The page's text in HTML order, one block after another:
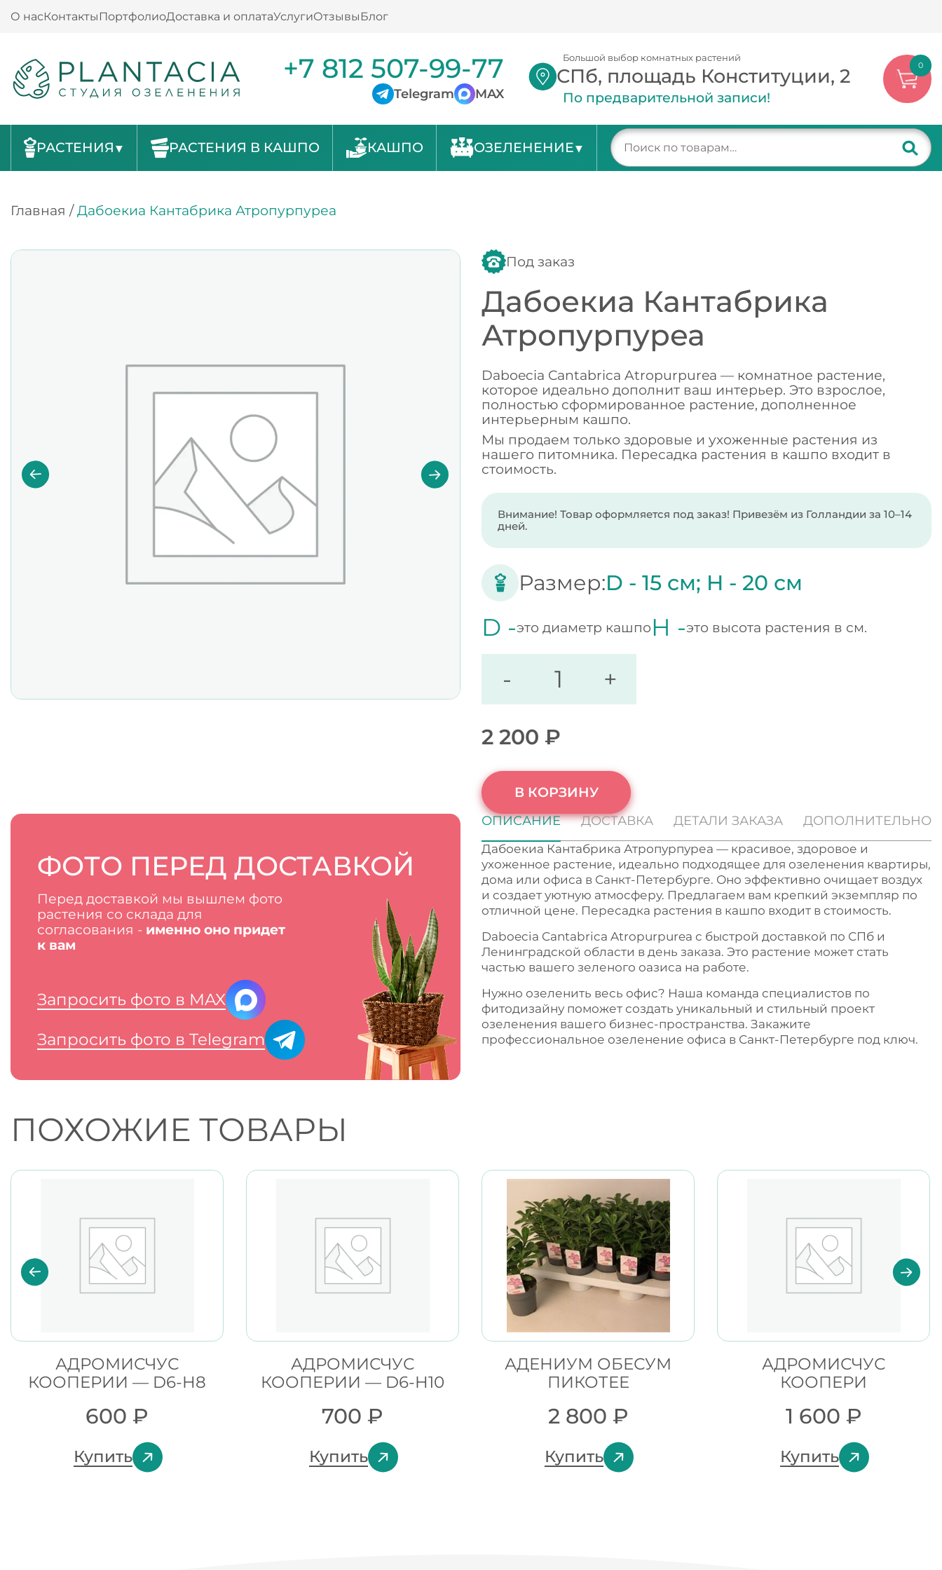
О насКонтакты ПортфолиоДоставка и оплатаУслугиОтзывы Блог
+7 812 507-99-77
Telegram MAX
Большой выбор комнатных растений
СПб, площадь Конституции, 2
По предварительной записи!
0
РАСТЕНИЯ РАСТЕНИЯ В КАШПО КАШПО ОЗЕЛЕНЕНИЕ
Главная /Дабоекиа Кантабрика Атропурпуреа
Под заказ
Дабоекиа Кантабрика
Атропурпуреа
Daboecia Cantabrica Atropurpurea — комнатное растение,
которое идеально дополнит ваш интерьер. Это взрослое,
полностью сформированное растение, дополненное
интерьерным кашпо.
Мы продаем только здоровые и ухоженные растения из
нашего питомника. Пересадка растения в кашпо входит в
стоимость.
Внимание! Товар оформляется под заказ! Привезём из Голландии за 10–14
дней.
Размер:D -15 см; H -20 см
D -это диаметр кашпоH -это высота растения в см.
- +
2 200 ₽
В КОРЗИНУ
ФОТО ПЕРЕД ДОСТАВКОЙ
Перед доставкой мы вышлем фото
растения со склада для
согласования - именно оно придет
к вам
Запросить фото в MAX
Запросить фото в Telegram
ОПИСАНИЕ ДОСТАВКА ДЕТАЛИ ЗАКАЗА ДОПОЛНИТЕЛЬНО
Дабоекиа Кантабрика Атропурпуреа — красивое, здоровое и
ухоженное растение, идеально подходящее для озеленения квартиры,
дома или офиса в Санкт-Петербурге. Оно эффективно очищает воздух
и создает уютную атмосферу. Предлагаем вам крепкий экземпляр по
отличной цене. Пересадка растения в кашпо входит в стоимость.
Daboecia Cantabrica Atropurpurea с быстрой доставкой по СПб и
Ленинградской области в день заказа. Это растение может стать
частью вашего зеленого оазиса на работе.
Нужно озеленить весь офис? Наша команда специалистов по
фитодизайну поможет создать уникальный и стильный проект
озеленения вашего бизнес-пространства. Закажите
профессиональное озеленение офиса в Санкт-Петербурге под ключ.
ПОХОЖИЕ ТОВАРЫ
АДРОМИСЧУС
КООПЕРИИ — D6-H8
600 ₽
Купить
АДРОМИСЧУС
КООПЕРИИ — D6-H10
700 ₽
Купить
АДЕНИУМ ОБЕСУМ
ПИКОТЕЕ
2 800 ₽
Купить
АДРОМИСЧУС
КООПЕРИ
1 600 ₽
Купить